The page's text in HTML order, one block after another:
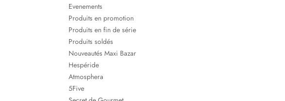
Evenements
Produits en promotion
Produits en fin de série
Produits soldés
Nouveautés Maxi Bazar
Hespéride
Atmosphera
5Five